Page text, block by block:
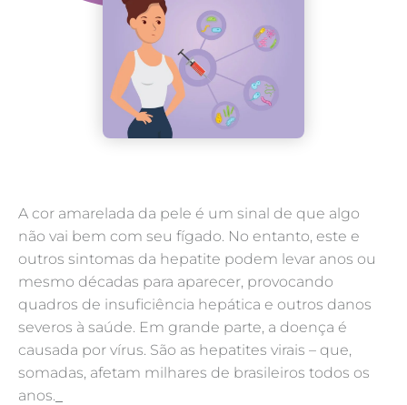
A cor amarelada da pele é um sinal de que algo
não vai bem com seu fígado. No entanto, este e
outros sintomas da hepatite podem levar anos ou
mesmo décadas para aparecer, provocando
quadros de insuficiência hepática e outros danos
severos à saúde. Em grande parte, a doença é
causada por vírus. São as hepatites virais – que,
somadas, afetam milhares de brasileiros todos os
anos.